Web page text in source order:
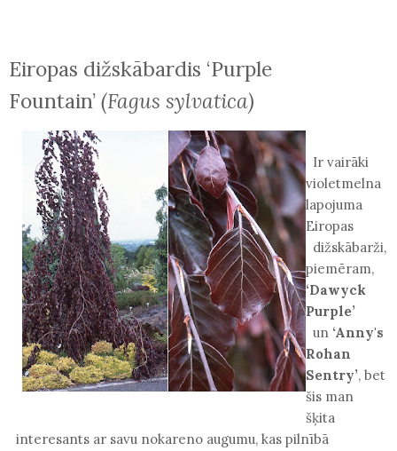
Eiropas dižskābardis ‘Purple
Fountain’ (Fagus sylvatica)
Ir vairāki
violetmelna
lapojuma
Eiropas
dižskābarži,
piemēram,
‘Dawyck
Purple’
un ‘Anny's
Rohan
Sentry’, bet
šis man
šķita
interesants ar savu nokareno augumu, kas pilnībā